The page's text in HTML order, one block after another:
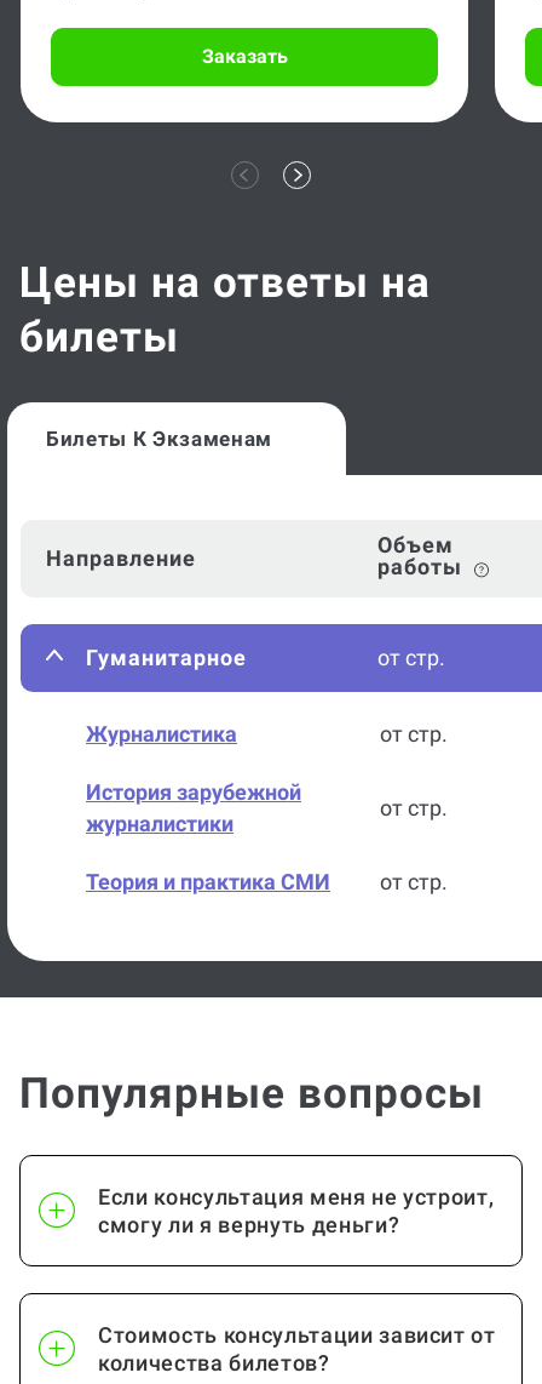
Заказать
Цены на ответы на
билеты
Билеты К Экзаменам
Направление
Объем
работы
Гуманитарное от стр.
Журналистика от стр.
История зарубежной
журналистики
от стр.
Теория и практика СМИ от стр.
История искусств от стр.
права России
от стр.
Теория государства и права от стр.
Всеобщая история от стр.
История от стр.
Популярные вопросы
Если консультация меня не устроит,
смогу ли я вернуть деньги?
Стоимость консультации зависит от
количества билетов?